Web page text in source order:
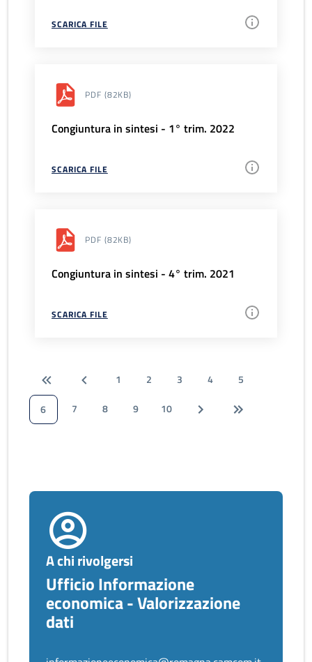
SCARICA FILE
PDF (82KB)
Congiuntura in sintesi - 1° trim. 2022
SCARICA FILE
PDF (82KB)
Congiuntura in sintesi - 4° trim. 2021
SCARICA FILE
1 2 3 4
5
6
7 8 9 10
A chi rivolgersi
Ufficio Informazione
economica - Valorizzazione
dati